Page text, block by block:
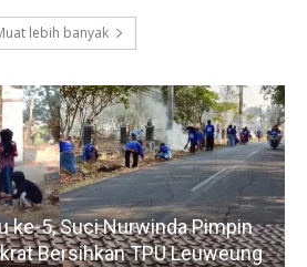
lebih banyak
ke-5, Suci Nurwinda Pimpin
Bersihkan TPU Leuweung